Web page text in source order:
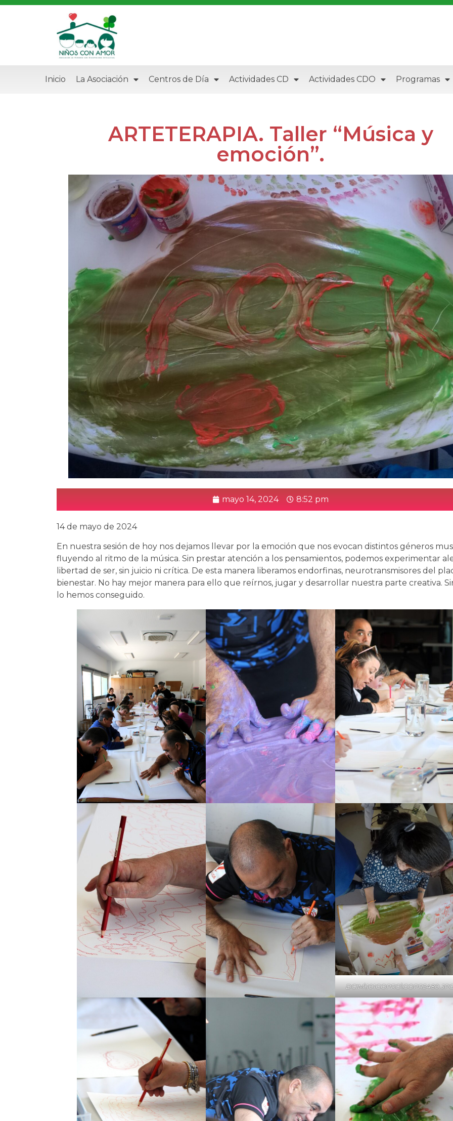
Inicio La Asociación Centros de Día Actividades CD Actividades CDO Programas
ARTETERAPIA. Taller “Música y
emoción”.
mayo 14, 2024 8:52 pm
14 de mayo de 2024
En nuestra sesión de hoy nos dejamos llevar por la emoción que nos evocan distintos géneros
fluyendo al ritmo de la música. Sin prestar atención a los pensamientos, podemos experimentar
libertad de ser, sin juicio ni crítica. De esta manera liberamos endorfinas, neurotransmisores del
bienestar. No hay mejor manera para ello que reírnos, jugar y desarrollar nuestra parte creativa.
lo hemos conseguido.